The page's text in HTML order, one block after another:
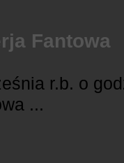
Fantowa
r.b. o
...